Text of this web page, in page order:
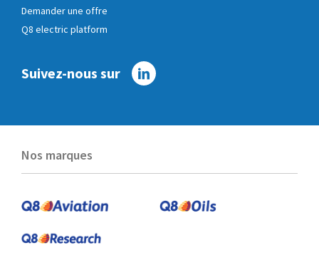
Demander une offre
Q8 electric platform
Suivez-nous sur
Linkedin
Nos marques